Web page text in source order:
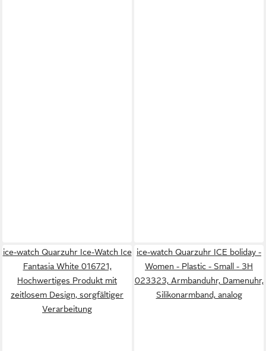
ice-watch Quarzuhr Ice-Watch Ice
Fantasia White 016721,
Hochwertiges Produkt mit
zeitlosem Design, sorgfältiger
Verarbeitung
ice-watch Quarzuhr ICE boliday -
Women - Plastic - Small - 3H
023323, Armbanduhr, Damenuhr,
Silikonarmband, analog